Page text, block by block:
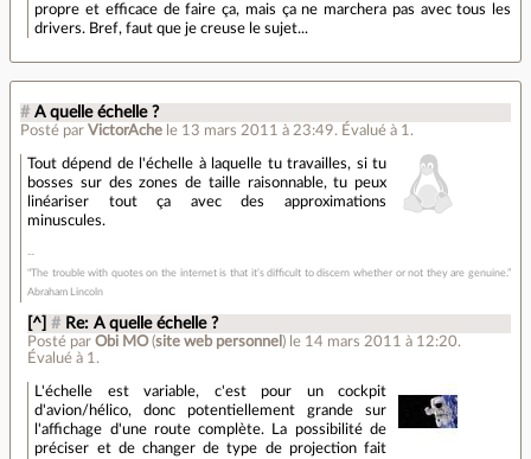
propre et efficace de faire ça, mais ça ne marchera pas avec tous les
drivers. Bref, faut que je creuse le sujet...
# A quelle échelle ?
Posté par VictorAche le 13 mars 2011 à 23:49. Évalué à 1.
Tout dépend de l'échelle à laquelle tu travailles, si tu
bosses sur des zones de taille raisonnable, tu peux
linéariser tout ça avec des approximations
minuscules.
"The trouble with quotes on the internet is that it’s difficult to discern whether or not they are genuine.”
Abraham Lincoln
[^] # Re: A quelle échelle ?
Posté parObi MO(site web personnel ) le 14 mars 2011 à 12:20.
Évalué à 1 .
L'échelle est variable, c'est pour un cockpit
d'avion/hélico, donc potentiellement grande sur
l'affichage d'une route complète. La possibilité de
préciser et de changer de type de projection fait